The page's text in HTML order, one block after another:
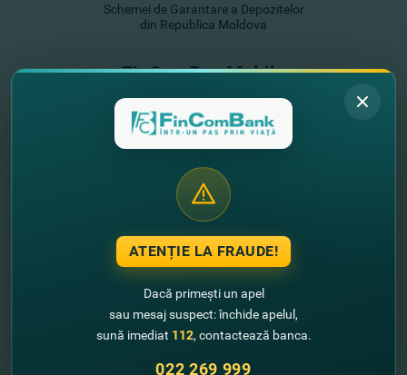
Schemei de Garantare a Depozitelor
din Republica Moldova
FinComPay Mobile
ATENȚIE LA FRAUDE!
Dacă primești un apel
sau mesaj suspect: închide apelul,
sună imediat 112, contactează banca.
022 269 999